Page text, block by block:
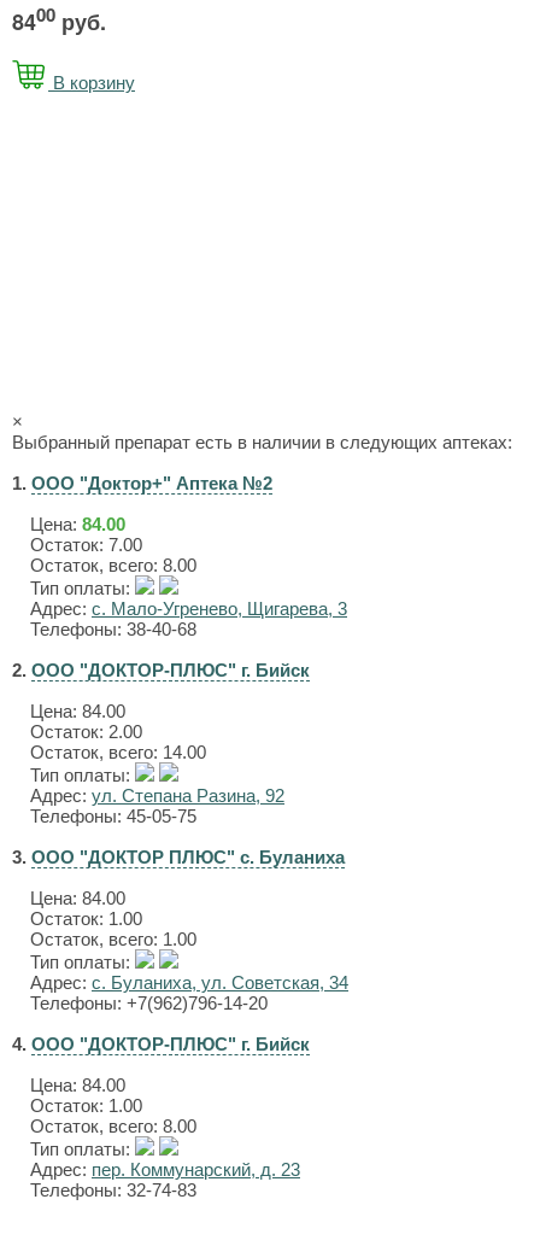
8400 руб.
В корзину
×
Выбранный препарат есть в наличии в следующих аптеках:
1. ООО "Доктор+" Аптека №2
Цена: 84.00
Остаток: 7.00
Остаток, всего: 8.00
Тип оплаты:
Адрес: с. Мало-Угренево, Щигарева, 3
Телефоны: 38-40-68
2. ООО "ДОКТОР-ПЛЮС" г. Бийск
Цена: 84.00
Остаток: 2.00
Остаток, всего: 14.00
Тип оплаты:
Адрес: ул. Степана Разина, 92
Телефоны: 45-05-75
3. ООО "ДОКТОР ПЛЮС" с. Буланиха
Цена: 84.00
Остаток: 1.00
Остаток, всего: 1.00
Тип оплаты:
Адрес: с. Буланиха, ул. Советская, 34
Телефоны: +7(962)796-14-20
4. ООО "ДОКТОР-ПЛЮС" г. Бийск
Цена: 84.00
Остаток: 1.00
Остаток, всего: 8.00
Тип оплаты:
Адрес: пер. Коммунарский, д. 23
Телефоны: 32-74-83